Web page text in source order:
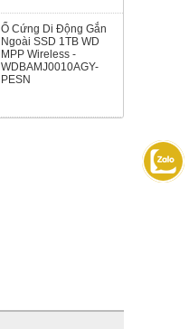
Ổ Cứng Di Động Gắn
Ngoài SSD 1TB WD
MPP Wireless -
WDBAMJ0010AGY-
PESN